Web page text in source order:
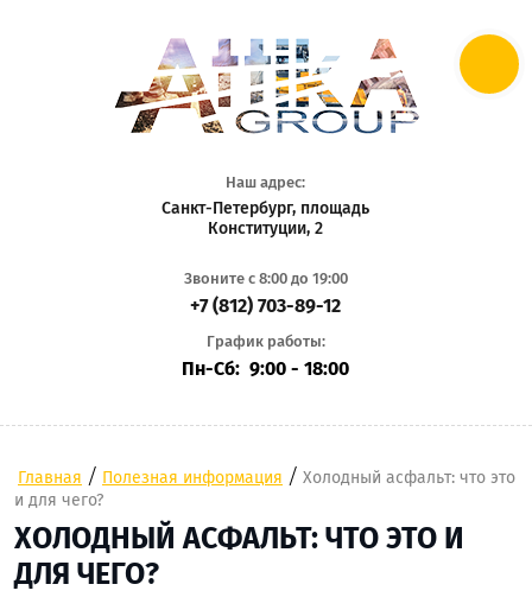
Наш адрес:
Санкт-Петербург, площадь
Конституции, 2
Звоните с 8:00 до 19:00
+7 (812) 703-89-12
График работы:
Пн-Сб: 9:00 - 18:00
Главная / Полезная информация / Холодный асфальт: что это
и для чего?
ХОЛОДНЫЙ АСФАЛЬТ: ЧТО ЭТО И
ДЛЯ ЧЕГО?